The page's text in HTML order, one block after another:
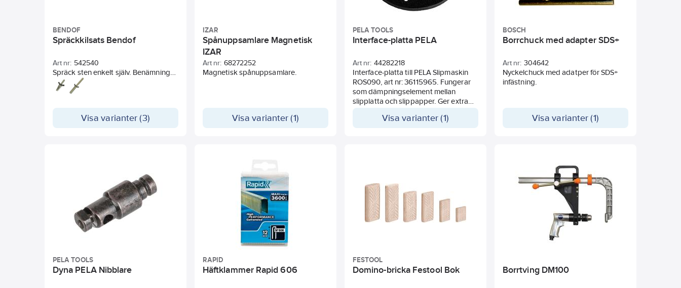
BENDOF
Spräckkilsats Bendof
Art nr: 542540
Spräck sten enkelt själv. Benämning
anger kildiameter och killängd =
borrdiameter och minsta borrdjup.
Visa varianter (3)
IZAR
Spånuppsamlare Magnetisk
IZAR
Art nr: 68272252
Magnetisk spånuppsamlare.
Visa varianter (1)
PELA TOOLS
Interface-platta PELA
Art nr: 44282218
Interface-platta till PELA Slipmaskin
ROS090, art nr: 36115965. Fungerar
som dämpningselement mellan
slipplatta och slippapper. Ger extra
komponenter och ytor. Storlek: Ø150
Visa varianter (1)
BOSCH
Borrchuck med adapter SDS+
Art nr: 304642
Nyckelchuck med adatper för SDS+
infästning.
Visa varianter (1)
PELA TOOLS
Dyna PELA Nibblare
RAPID
Häftklammer Rapid 606
FESTOOL
Domino-bricka Festool Bok Borrtving DM100